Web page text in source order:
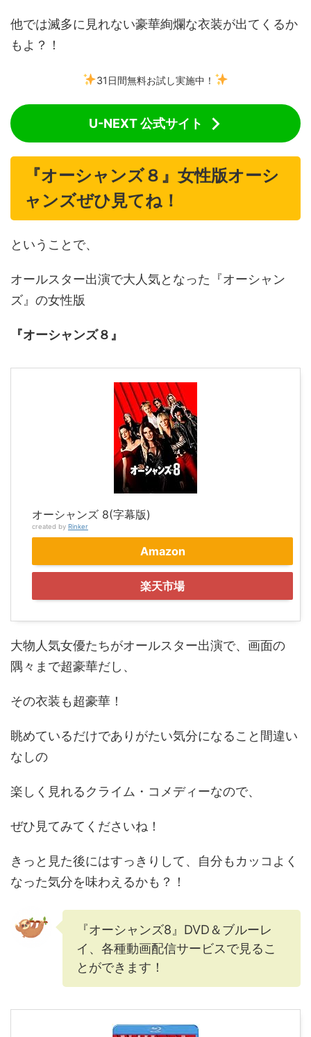
他では滅多に見れない豪華絢爛な衣装が出てくるか
もよ？！
31日間無料お試し実施中！
U-NEXT 公式サイト
『オーシャンズ８』女性版オーシ
ャンズぜひ見てね！
ということで、
オールスター出演で大人気となった『オーシャン
ズ』の女性版
『オーシャンズ８』
オーシャンズ 8(字幕版)
created by Rinker
Amazon
楽天市場
大物人気女優たちがオールスター出演で、画面の
隅々まで超豪華だし、
その衣装も超豪華！
眺めているだけでありがたい気分になること間違い
なしの
楽しく見れるクライム・コメディーなので、
ぜひ見てみてくださいね！
きっと見た後にはすっきりして、自分もカッコよく
なった気分を味わえるかも？！
『オーシャンズ8』DVD＆ブルーレ
イ、各種動画配信サービスで見るこ
とができます！